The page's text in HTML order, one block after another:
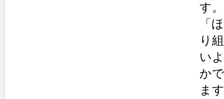
す。
「
り
い
か
ま